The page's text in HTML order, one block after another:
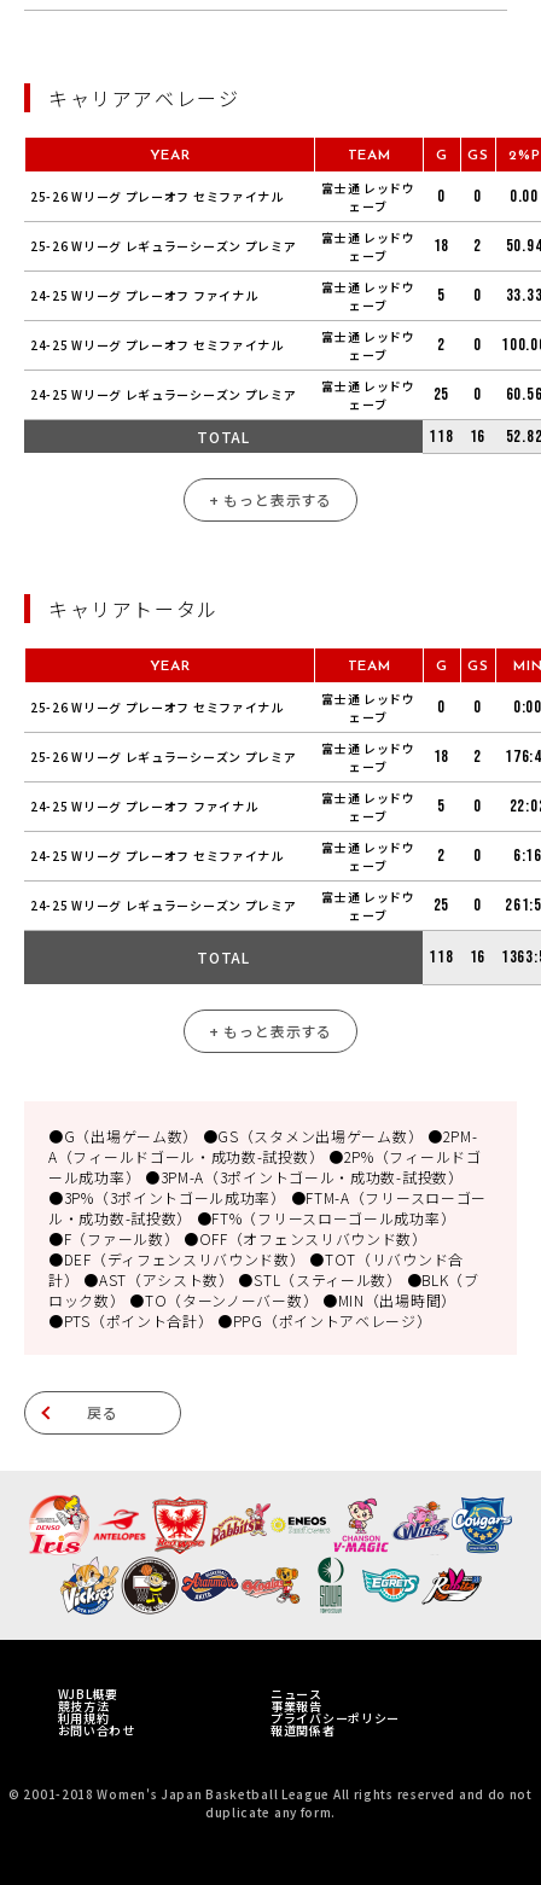
キャリアアベレージ
YEAR TEAM G GS 2%P
25-26 Wリーグ プレーオフ セミファイナル
富士通 レッドウ
ェーブ
0 0 0.00
25-26 Wリーグ レギュラーシーズン プレミア
富士通 レッドウ
ェーブ
18 2
24-25 Wリーグ プレーオフ ファイナル
富士通 レッドウ
ェーブ
5 0
24-25 Wリーグ プレーオフ セミファイナル
富士通 レッドウ
ェーブ
2 0
24-25 Wリーグ レギュラーシーズン プレミア
富士通 レッドウ
ェーブ
25 0
TOTAL 118 16
+ もっと表示する
キャリアトータル
YEAR TEAM G GS
25-26 Wリーグ プレーオフ セミファイナル
富士通 レッドウ
ェーブ
0 0 0:00
25-26 Wリーグ レギュラーシーズン プレミア
富士通 レッドウ
ェーブ
18 2
24-25 Wリーグ プレーオフ ファイナル
富士通 レッドウ
ェーブ
5 0
24-25 Wリーグ プレーオフ セミファイナル
富士通 レッドウ
ェーブ
2 0 6:16
24-25 Wリーグ レギュラーシーズン プレミア
富士通 レッドウ
ェーブ
25 0
TOTAL 118 16
+ もっと表示する
●G（出場ゲーム数） ●GS（スタメン出場ゲーム数） ●2PM-
A（フィールドゴール・成功数-試投数） ●2P%（フィールドゴ
ール成功率） ●3PM-A（3ポイントゴール・成功数-試投数）
●3P%（3ポイントゴール成功率） ●FTM-A（フリースローゴー
ル・成功数-試投数） ●FT%（フリースローゴール成功率）
●F（ファール数） ●OFF（オフェンスリバウンド数）
●DEF（ディフェンスリバウンド数） ●TOT（リバウンド合
計） ●AST（アシスト数） ●STL（スティール数） ●BLK（ブ
ロック数） ●TO（ターンノーバー数） ●MIN（出場時間）
●PTS（ポイント合計） ●PPG（ポイントアベレージ）
戻る
WJBL概要 ニュース
競技方法 事業報告
利用規約 プライバシーポリシー
お問い合わせ 報道関係者
© 2001-2018 Women's Japan Basketball League All rights reserved and do not
duplicate any form.